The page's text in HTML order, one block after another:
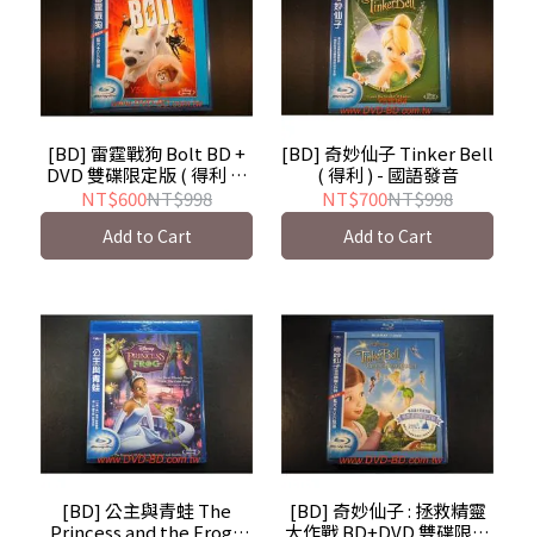
[BD] 雷霆戰狗 Bolt BD +
DVD 雙碟限定版 ( 得利 ) -
有國語發音
NT$600NT$998
Add to Cart
[BD] 奇妙仙子 Tinker Bell
( 得利 ) - 國語發音
NT$700NT$998
Add to Cart
[BD] 公主與青蛙 The
Princess and the Frog (
[BD] 奇妙仙子 : 拯救精靈
大作戰 BD+DVD 雙碟限定